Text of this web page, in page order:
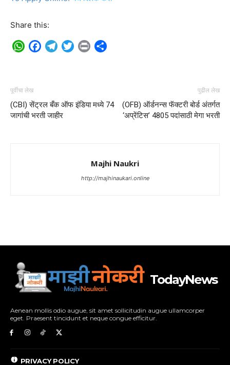
Share this:
WhatsApp
Facebook
TelegramTwitterPrint
पूर्वीचा लेख
(CBI) सेंट्रल बँक ऑफ इंडिया मध्ये 74
जागांची भरती जाहीर
पुढील लेख
(OFB) ऑर्डनन्स फॅक्टरी बोर्ड अंतर्गत
‘अप्रेंटिस’ 4805 पदांसाठी मेगा भरती
Majhi Naukri
http://majhinaukari.online
TodayNews
Aenean mollis odio augue, sit amet sollicitudin augue ullamcorper
eget. Praesent tincidunt et neque congue efficitur.
PRIVACY POLICY